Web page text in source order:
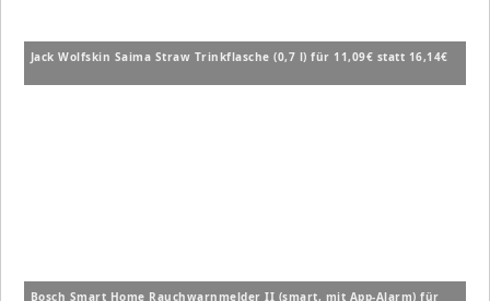
Jack Wolfskin Saima Straw Trinkflasche (0,7 l) für 11,09€ statt 16,14€
Bosch Smart Home Rauchwarnmelder II (smart, mit App-Alarm) für